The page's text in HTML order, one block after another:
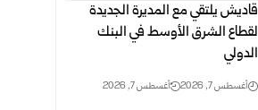
قاديش يلتقي مع المديرة الجديدة
لقطاع الشرق الأوسط في البنك
الدولي
أغسطس 7, 2026 أغسطس 7, 2026